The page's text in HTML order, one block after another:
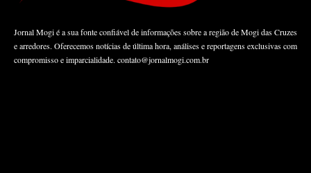
Jornal Mogi é a sua fonte confiável de informações sobre a região de Mogi das Cruzes
e arredores. Oferecemos notícias de última hora, análises e reportagens exclusivas com
compromisso e imparcialidade. contato@jornalmogi.com.br